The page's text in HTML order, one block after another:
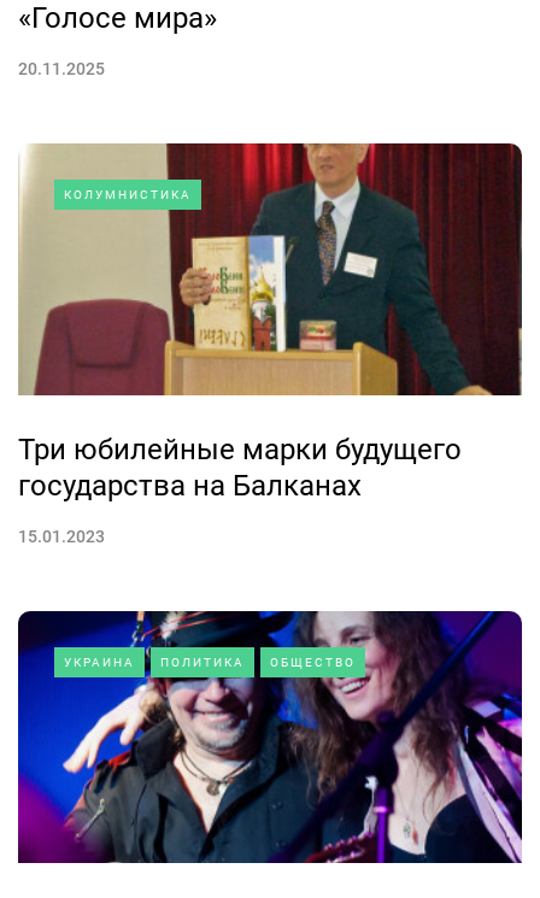
«Голосе мира»
20.11.2025
КОЛУМНИСТИКА
Три юбилейные марки будущего
государства на Балканах
15.01.2023
УКРАИНА ПОЛИТИКА ОБЩЕСТВО